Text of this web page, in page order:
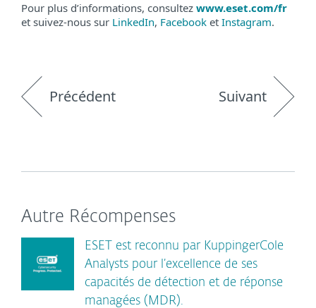
Pour plus d’informations, consultez www.eset.com/fr
et suivez-nous sur LinkedIn, Facebook et Instagram.
Précédent Suivant
Autre Récompenses
ESET est reconnu par KuppingerCole
Analysts pour l’excellence de ses
capacités de détection et de réponse
managées (MDR).